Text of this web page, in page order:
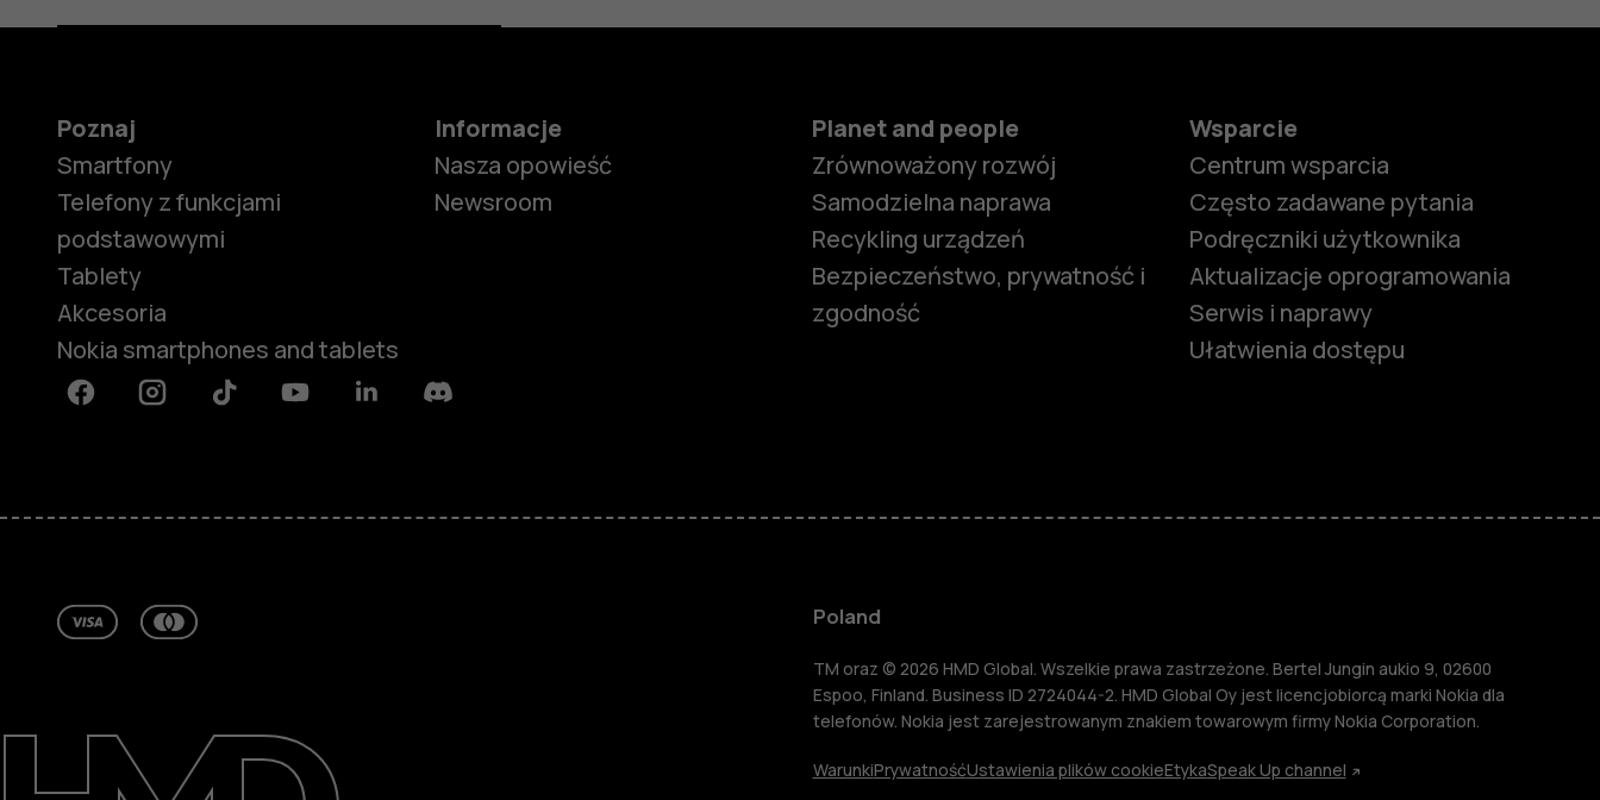
podstawowymi
Akcesoria
HMD Terra M
Informacje
Wsparcie
Poznaj
Smartfony
Telefony z funkcjami
podstawowymi
Tablety
Akcesoria
Nokia smartphones and tablets
Informacje
Nasza opowieść
Newsroom
Planet and people
Zrównoważony rozwój
Samodzielna naprawa
Recykling urządzeń
Bezpieczeństwo, prywatność i
zgodność
Wsparcie
Centrum wsparcia
Często zadawane pytania
Podręczniki użytkownika
Aktualizacje oprogramowania
Serwis i naprawy
Ułatwienia dostępu
FacebookInstagramTiktok YoutubeLinkedinDiscord
Poland
TM oraz © 2026 HMD Global. Wszelkie prawa zastrzeżone. Bertel Jungin aukio 9, 02600
Espoo, Finland. Business ID 2724044-2. HMD Global Oy jest licencjobiorcą marki Nokia dla
telefonów. Nokia jest zarejestrowanym znakiem towarowym firmy Nokia Corporation.
WarunkiPrywatnośćUstawienia plików cookieEtykaSpeak Up channel